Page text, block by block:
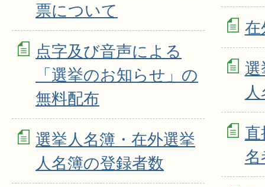
票について
点字及び音声による
「選挙のお知らせ」の
無料配布
選挙人名簿・在外選挙
人名簿の登録者数
在
名